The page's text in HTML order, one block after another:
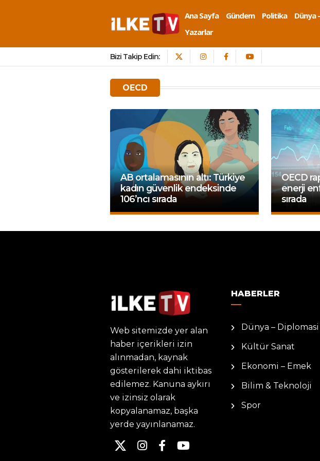
Ana Sayfa Gündem Politika Dünya
Yazarlar
Bizi Takip Edin:
OECD
AB ortalamasının altı: Türkiye
kadın güvenlik endeksinde
106’ncı sırada
OECD
enerji
sırada
Web sitemizde yer alan
haber içerikleri izin
alınmadan, kaynak
gösterilerek dahi iktibas
edilemez. Kanuna aykırı
ve izinsiz olarak
kopyalanamaz, başka
yerde yayınlanamaz.
HABERLER
Dünya – Diplomasi
Kültür Sanat
Ekonomi – Emek
Bilim & Teknoloji
Spor